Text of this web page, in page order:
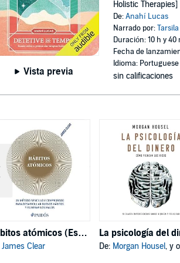
Vista previa
Holistic Therapies]
De:Anahí Lucas
Narrado por:
Duración: 10 h y 40
Fecha de
Idioma: Portuguese
sin calificaciones
Hábitos atómicos (Español neutro)
James Clear
La psicología del
De: Morgan Housel, y